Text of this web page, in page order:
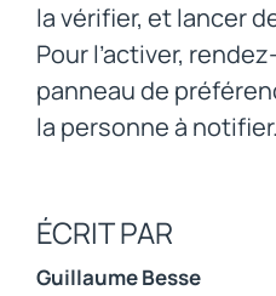
la vérifier, et lancer
Pour l’activer,
panneau de
la personne à notifier.
ÉCRIT PAR
Guillaume Besse